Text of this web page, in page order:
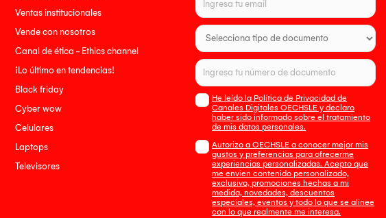
Ventas institucionales
Vende con nosotros
Canal de ética - Ethics channel
¡Lo último en tendencias!
Black friday
Cyber wow
Celulares
Laptops
Televisores
He leído la Política de Privacidad de
Canales Digitales OECHSLE y declaro
haber sido informado sobre el tratamiento
de mis datos personales.
Autorizo a OECHSLE a conocer mejor mis
gustos y preferencias para ofrecerme
experiencias personalizadas. Acepto que
me envien contenido personalizado,
exclusivo, promociones hechas a mi
medida, novedades, descuentos
especiales, eventos y todo lo que se alinee
con lo que realmente me interesa.